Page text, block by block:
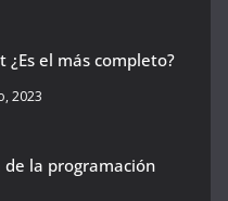
¿Es el más completo?
2023
de la programación